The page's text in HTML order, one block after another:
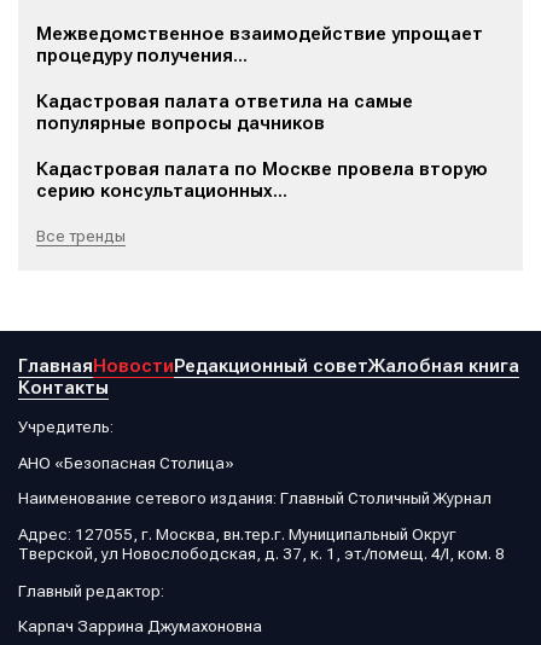
Межведомственное взаимодействие упрощает
процедуру получения...
Кадастровая палата ответила на самые
популярные вопросы дачников
Кадастровая палата по Москве провела вторую
серию консультационных...
Все тренды
ГлавнаяНовостиРедакционный советЖалобная книга
Контакты
Учредитель:
АНО «Безопасная Столица»
Наименование сетевого издания: Главный Столичный Журнал
Адрес: 127055, г. Москва, вн.тер.г. Муниципальный Округ
Тверской, ул Новослободская, д. 37, к. 1, эт./помещ. 4/I, ком. 8
Главный редактор:
Карпач Заррина Джумахоновна